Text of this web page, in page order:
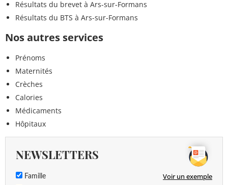
Résultats du brevet à Ars-sur-Formans
Résultats du BTS à Ars-sur-Formans
Nos autres services
Prénoms
Maternités
Crèches
Calories
Médicaments
Hôpitaux
NEWSLETTERS
Famille Voir un exemple